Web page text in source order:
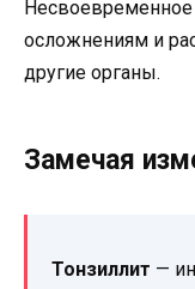
осложнениям и
другие органы.
Замечая
Тонзиллит —